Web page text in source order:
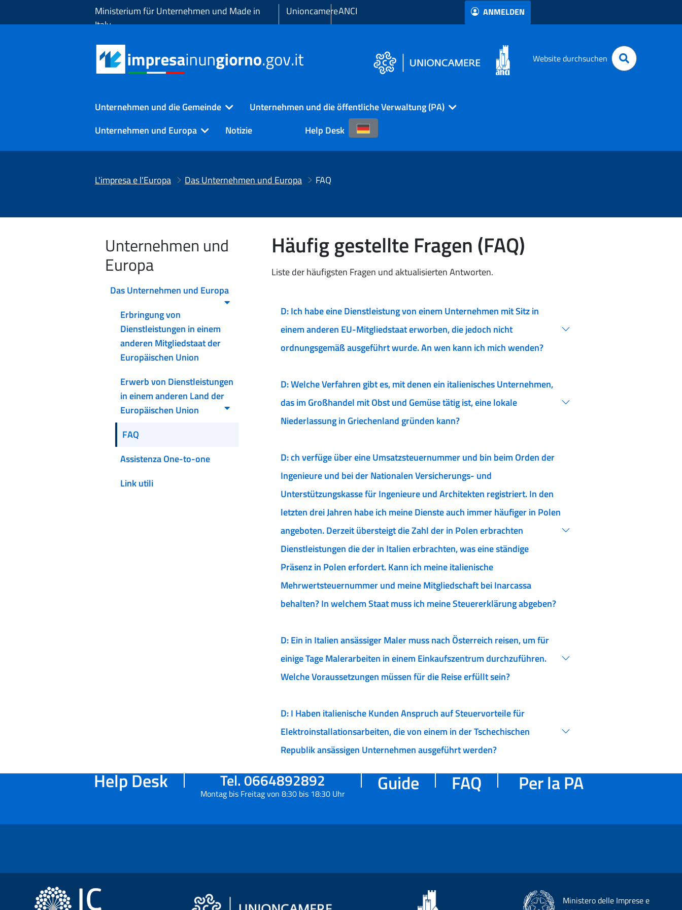
Zum Hauptinhalt springenMinisterium für Unternehmen und Made in
Italy
UnioncamereANCI ANMELDEN
Website durchsuchen
Unternehmen und die Gemeinde
Unternehmen und die öffentliche Verwaltung (PA)
Unternehmen und Europa
Notizie Help Desk
L'impresa e l'Europa Das Unternehmen und Europa FAQ
Unternehmen und
Europa
Das Unternehmen und Europa
Erbringung von
Dienstleistungen in einem
anderen Mitgliedstaat der
Europäischen Union
Erwerb von Dienstleistungen
in einem anderen Land der
Europäischen Union
FAQ
Assistenza One-to-one
Link utili
Häufig gestellte Fragen (FAQ)
Liste der häufigsten Fragen und aktualisierten Antworten.
D: Ich habe eine Dienstleistung von einem Unternehmen mit Sitz in
einem anderen EU-Mitgliedstaat erworben, die jedoch nicht
ordnungsgemäß ausgeführt wurde. An wen kann ich mich wenden?
D: Welche Verfahren gibt es, mit denen ein italienisches Unternehmen,
das im Großhandel mit Obst und Gemüse tätig ist, eine lokale
Niederlassung in Griechenland gründen kann?
D: ch verfüge über eine Umsatzsteuernummer und bin beim Orden der
Ingenieure und bei der Nationalen Versicherungs- und
Unterstützungskasse für Ingenieure und Architekten registriert. In den
letzten drei Jahren habe ich meine Dienste auch immer häufiger in Polen
angeboten. Derzeit übersteigt die Zahl der in Polen erbrachten
Dienstleistungen die der in Italien erbrachten, was eine ständige
Präsenz in Polen erfordert. Kann ich meine italienische
Mehrwertsteuernummer und meine Mitgliedschaft bei Inarcassa
behalten? In welchem Staat muss ich meine Steuererklärung abgeben?
D: Ein in Italien ansässiger Maler muss nach Österreich reisen, um für
einige Tage Malerarbeiten in einem Einkaufszentrum durchzuführen.
Welche Voraussetzungen müssen für die Reise erfüllt sein?
D: I Haben italienische Kunden Anspruch auf Steuervorteile für
Elektroinstallationsarbeiten, die von einem in der Tschechischen
Republik ansässigen Unternehmen ausgeführt werden?
Help Desk Tel. 0664892892
Montag bis Freitag von 8:30 bis 18:30 Uhr Guide FAQ Per la PA
Ministero delle Imprese e